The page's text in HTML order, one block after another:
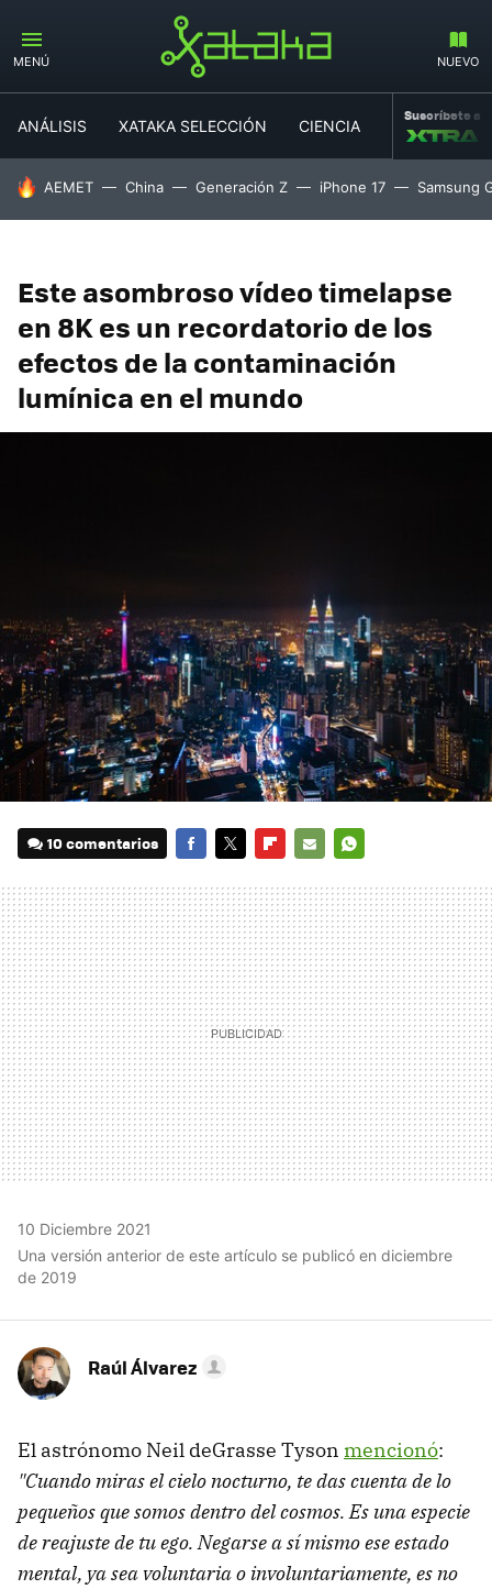
MENÚ NUEVO
ANÁLISIS XATAKA SELECCIÓN CIENCIA MOVILIDAD
Suscríbete a
HOY SE HABLA DE
AEMET China Generación Z iPhone 17 Samsung
Este asombroso vídeo timelapse
en 8K es un recordatorio de los
efectos de la contaminación
lumínica en el mundo
10 comentarios
MAIL
10 Diciembre 2021
Una versión anterior de este artículo se publicó en diciembre
de 2019
Raúl Álvarez
El astrónomo Neil deGrasse Tyson mencionó:
"Cuando miras el cielo nocturno, te das cuenta de lo
pequeños que somos dentro del cosmos. Es una especie
de reajuste de tu ego. Negarse a sí mismo ese estado
mental, ya sea voluntaria o involuntariamente, es no